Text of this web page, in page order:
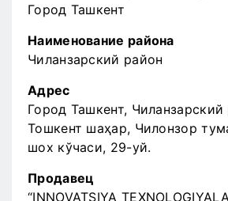
Город Ташкент
Наименование района
Чиланзарский район
Адрес
Город Ташкент, Чиланзарский
Тошкент шаҳар, Чилонзор
шох кўчаси, 29-уй.
Продавец
“INNOVATSIYA